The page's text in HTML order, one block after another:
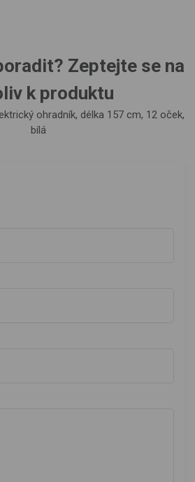
Zeptejte se na
k produktu
ohradník, délka 157 cm, 12 oček,
bílá